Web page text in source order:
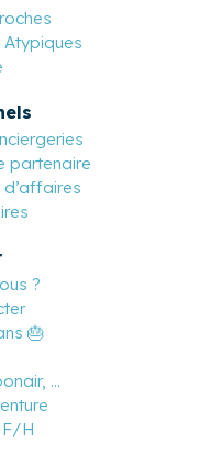
partenaire
?
🎂
...
H